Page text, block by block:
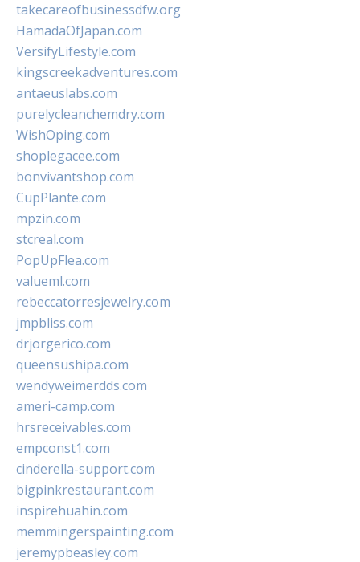
takecareofbusinessdfw.org
HamadaOfJapan.com
VersifyLifestyle.com
kingscreekadventures.com
antaeuslabs.com
purelycleanchemdry.com
WishOping.com
shoplegacee.com
bonvivantshop.com
CupPlante.com
mpzin.com
stcreal.com
PopUpFlea.com
valueml.com
rebeccatorresjewelry.com
jmpbliss.com
drjorgerico.com
queensushipa.com
wendyweimerdds.com
ameri-camp.com
hrsreceivables.com
empconst1.com
cinderella-support.com
bigpinkrestaurant.com
inspirehuahin.com
memmingerspainting.com
jeremypbeasley.com